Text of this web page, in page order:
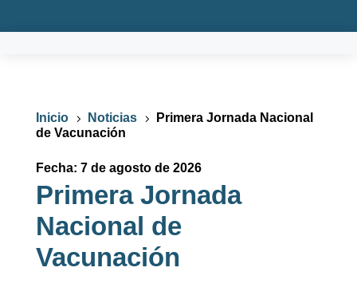
Inicio 5 Noticias 5
Primera Jornada Nacional
de Vacunación
Fecha: 7 de agosto de 2026
Primera Jornada
Nacional de
Vacunación